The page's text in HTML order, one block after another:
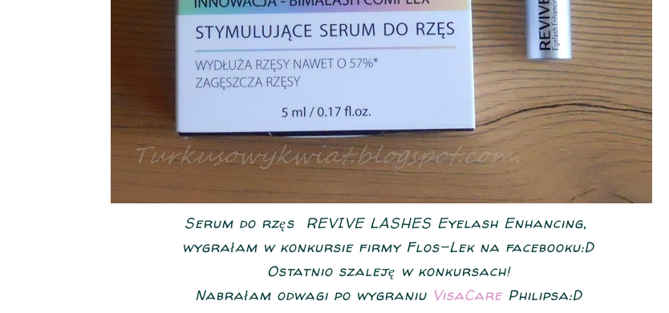
Serum do rzęs REVIVE LASHES Eyelash Enhancing,
wygrałam w konkursie firmy Flos-Lek na facebooku:D
Ostatnio szaleję w konkursach!
Nabrałam odwagi po wygraniu VisaCarePhilipsa:D